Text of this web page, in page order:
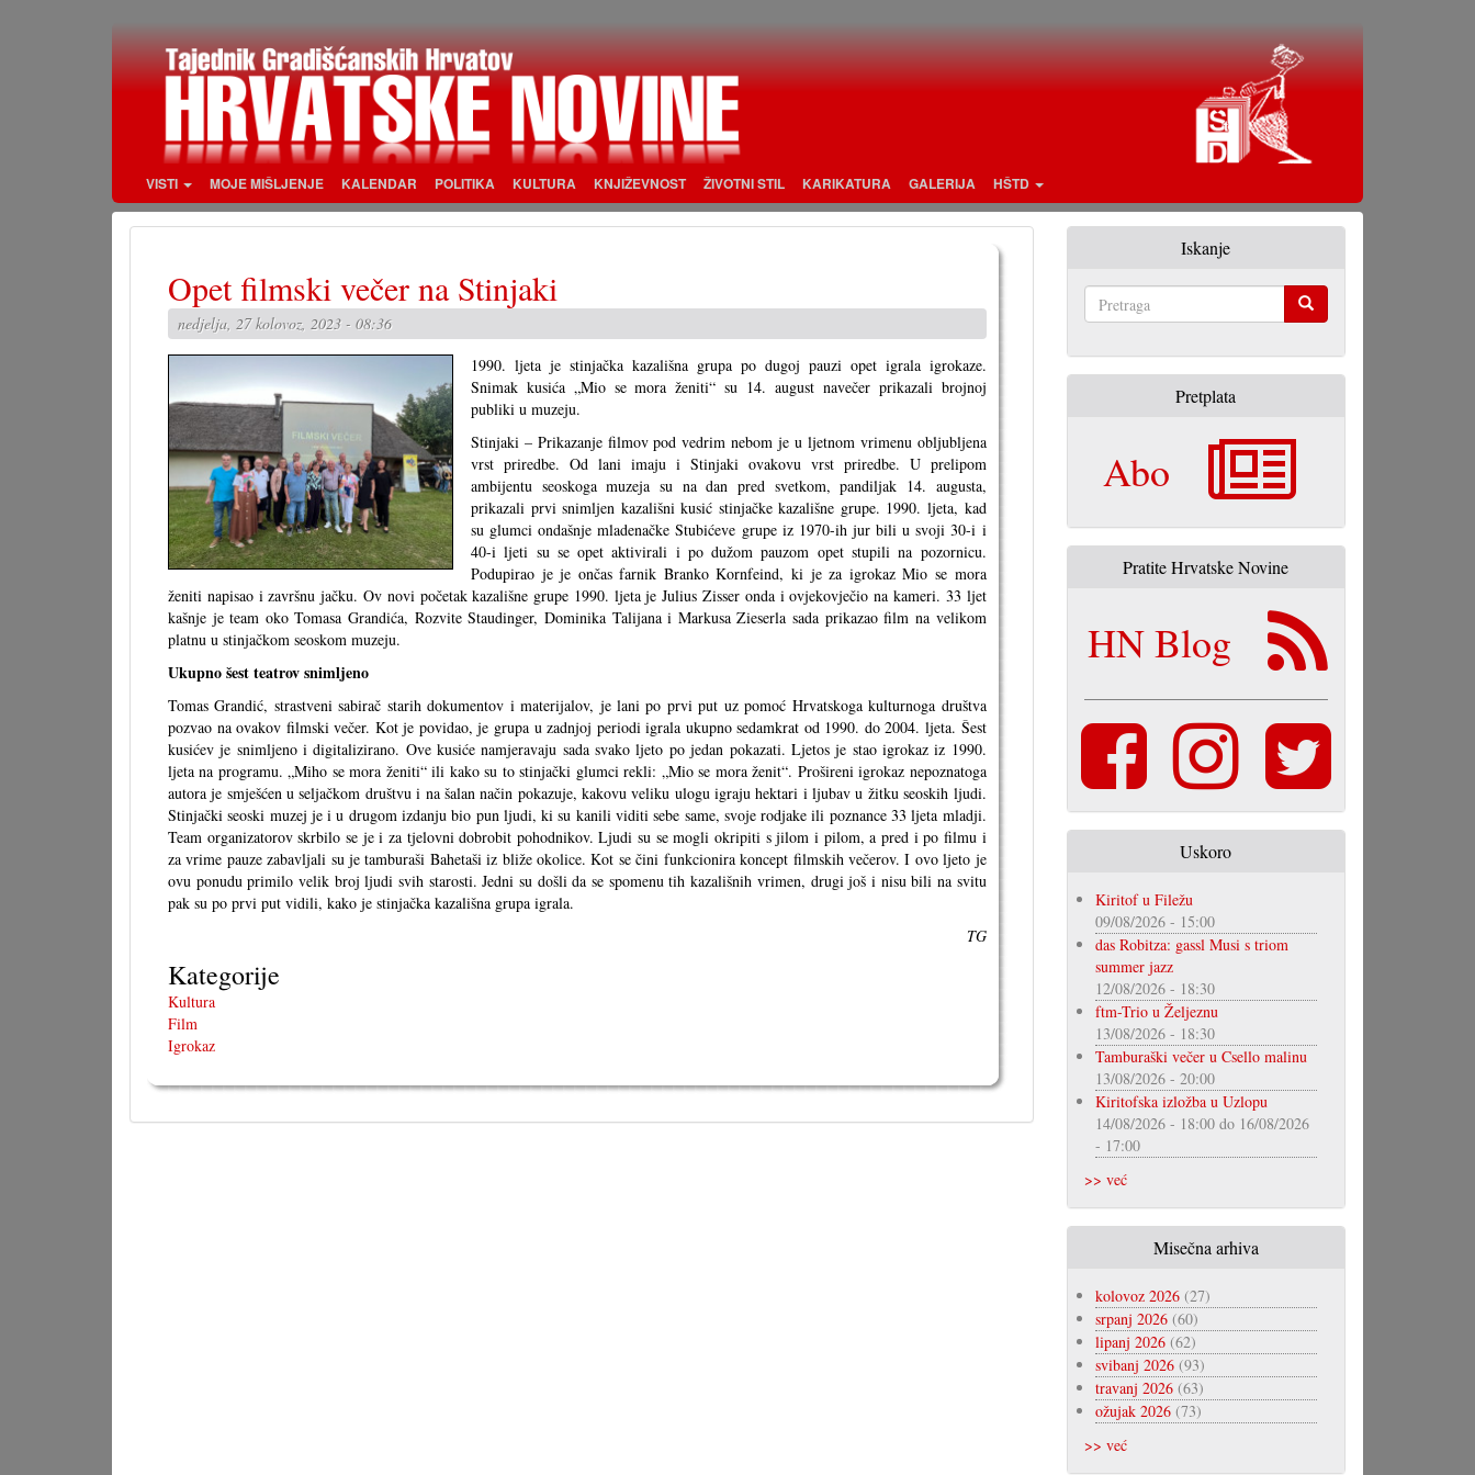
VISTI MOJE MIŠLJENJE KALENDAR POLITIKA KULTURA KNJIŽEVNOST ŽIVOTNI STIL KARIKATURA GALERIJA HŠTD
Opet filmski večer na Stinjaki
nedjelja, 27 kolovoz, 2023 - 08:36
1990. ljeta je stinjačka kazališna grupa po dugoj pauzi opet igrala igrokaze.
Snimak kusića „Mio se mora ženiti“ su 14. august navečer prikazali brojnoj
publiki u muzeju.
Stinjaki – Prikazanje filmov pod vedrim nebom je u ljetnom vrimenu obljubljena
vrst priredbe. Od lani imaju i Stinjaki ovakovu vrst priredbe. U prelipom
ambijentu seoskoga muzeja su na dan pred svetkom, pandiljak 14. augusta,
prikazali prvi snimljen kazališni kusić stinjačke kazališne grupe. 1990. ljeta, kad
su glumci ondašnje mladenačke Stubićeve grupe iz 1970-ih jur bili u svoji 30-i i
40-i ljeti su se opet aktivirali i po dužom pauzom opet stupili na pozornicu.
Podupirao je je ončas farnik Branko Kornfeind, ki je za igrokaz Mio se mora
ženiti napisao i završnu jačku. Ov novi početak kazališne grupe 1990. ljeta je Julius Zisser onda i ovjekovječio na kameri. 33 ljet
kašnje je team oko Tomasa Grandića, Rozvite Staudinger, Dominika Talijana i Markusa Zieserla sada prikazao film na velikom
platnu u stinjačkom seoskom muzeju.
Ukupno šest teatrov snimljeno
Tomas Grandić, strastveni sabirač starih dokumentov i materijalov, je lani po prvi put uz pomoć Hrvatskoga kulturnoga društva
pozvao na ovakov filmski večer. Kot je povidao, je grupa u zadnjoj periodi igrala ukupno sedamkrat od 1990. do 2004. ljeta. Šest
kusićev je snimljeno i digitalizirano. Ove kusiće namjeravaju sada svako ljeto po jedan pokazati. Ljetos je stao igrokaz iz 1990.
ljeta na programu. „Miho se mora ženiti“ ili kako su to stinjački glumci rekli: „Mio se mora ženit“. Prošireni igrokaz nepoznatoga
autora je smješćen u seljačkom društvu i na šalan način pokazuje, kakovu veliku ulogu igraju hektari i ljubav u žitku seoskih ljudi.
Stinjački seoski muzej je i u drugom izdanju bio pun ljudi, ki su kanili viditi sebe same, svoje rodjake ili poznance 33 ljeta mladji.
Team organizatorov skrbilo se je i za tjelovni dobrobit pohodnikov. Ljudi su se mogli okripiti s jilom i pilom, a pred i po filmu i
za vrime pauze zabavljali su je tamburaši Bahetaši iz bliže okolice. Kot se čini funkcionira koncept filmskih večerov. I ovo ljeto je
ovu ponudu primilo velik broj ljudi svih starosti. Jedni su došli da se spomenu tih kazališnih vrimen, drugi još i nisu bili na svitu
pak su po prvi put vidili, kako je stinjačka kazališna grupa igrala.
TG
Kategorije
Kultura
Film
Igrokaz
Iskanje
Pretplata
Abo
Pratite Hrvatske Novine
HN Blog
Uskoro
Kiritof u Filežu
09/08/2026 - 15:00
das Robitza: gassl Musi s triom
summer jazz
12/08/2026 - 18:30
ftm-Trio u Željeznu
13/08/2026 - 18:30
Tamburaški večer u Csello malinu
13/08/2026 - 20:00
Kiritofska izložba u Uzlopu
14/08/2026 - 18:00do 16/08/2026
- 17:00
>> već
Misečna arhiva
kolovoz 2026(27)
srpanj 2026(60)
lipanj 2026(62)
svibanj 2026(93)
travanj 2026(63)
ožujak 2026(73)
>> već